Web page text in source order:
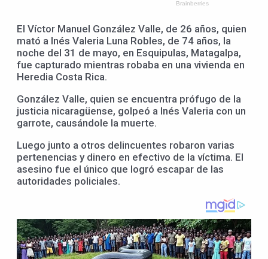
El Víctor Manuel González Valle, de 26 años, quien
mató a Inés Valeria Luna Robles, de 74 años, la
noche del 31 de mayo, en Esquipulas, Matagalpa,
fue capturado mientras robaba en una vivienda en
Heredia Costa Rica.
González Valle, quien se encuentra prófugo de la
justicia nicaragüense, golpeó a Inés Valeria con un
garrote, causándole la muerte.
Luego junto a otros delincuentes robaron varias
pertenencias y dinero en efectivo de la víctima. El
asesino fue el único que logró escapar de las
autoridades policiales.